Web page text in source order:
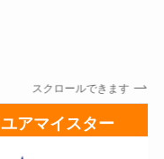
スクロールできます
ユアマイスター